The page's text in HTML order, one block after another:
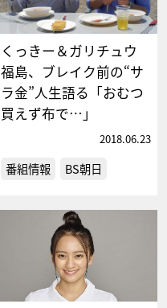
くっきー＆ガリチュウ
福島、ブレイク前の“サ
ラ金”人生語る「おむつ
買えず布で…」
2018.06.23
番組情報 BS朝日